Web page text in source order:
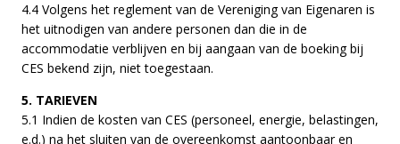
4.4 Volgens het reglement van de Vereniging van Eigenaren is
het uitnodigen van andere personen dan die in de
accommodatie verblijven en bij aangaan van de boeking bij
CES bekend zijn, niet toegestaan.
5. TARIEVEN
5.1 Indien de kosten van CES (personeel, energie, belastingen,
e.d.) na het sluiten van de overeenkomst aantoonbaar en